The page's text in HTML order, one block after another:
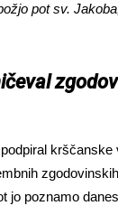
pot sv.
krščanske
jo poznamo